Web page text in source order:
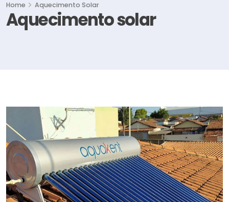
Aquecimento solar
Home Aquecimento Solar